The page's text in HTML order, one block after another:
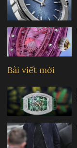
Bài viết mới